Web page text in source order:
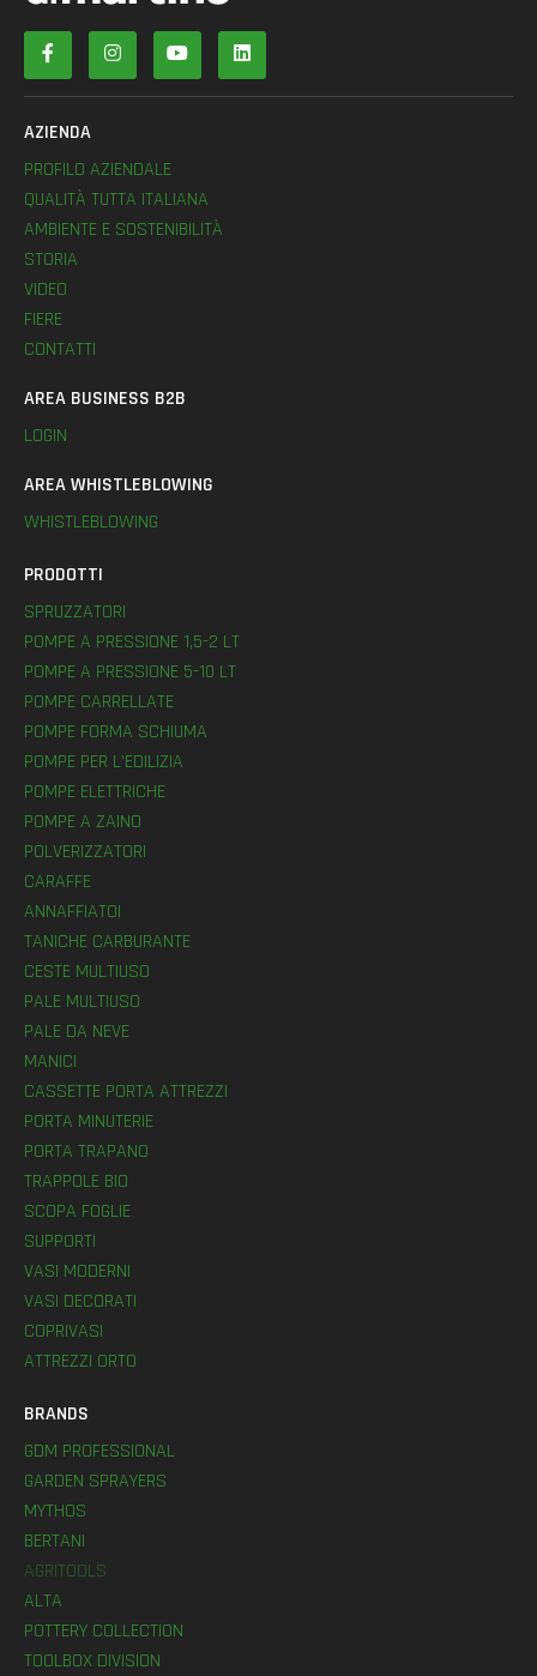
AZIENDA
PROFILO AZIENDALE
QUALITÀ TUTTA ITALIANA
AMBIENTE E SOSTENIBILITÀ
STORIA
VIDEO
FIERE
CONTATTI
AREA BUSINESS B2B
LOGIN
AREA WHISTLEBLOWING
WHISTLEBLOWING
PRODOTTI
SPRUZZATORI
POMPE A PRESSIONE 1,5-2 LT
POMPE A PRESSIONE 5-10 LT
POMPE CARRELLATE
POMPE FORMA SCHIUMA
POMPE PER L’EDILIZIA
POMPE ELETTRICHE
POMPE A ZAINO
POLVERIZZATORI
CARAFFE
ANNAFFIATOI
TANICHE CARBURANTE
CESTE MULTIUSO
PALE MULTIUSO
PALE DA NEVE
MANICI
CASSETTE PORTA ATTREZZI
PORTA MINUTERIE
PORTA TRAPANO
TRAPPOLE BIO
SCOPA FOGLIE
SUPPORTI
VASI MODERNI
VASI DECORATI
COPRIVASI
ATTREZZI ORTO
BRANDS
GDM PROFESSIONAL
GARDEN SPRAYERS
MYTHOS
BERTANI
AGRITOOLS
ALTA
POTTERY COLLECTION
TOOLBOX DIVISION